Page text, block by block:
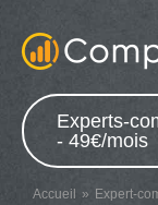
Experts-
- 49€/mois
Accueil Expert-